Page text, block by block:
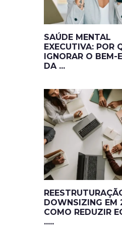
SAÚDE MENTAL
EXECUTIVA: POR
IGNORAR O BEM-
DA ...
DOWNSIZING EM
COMO REDUZIR
.....